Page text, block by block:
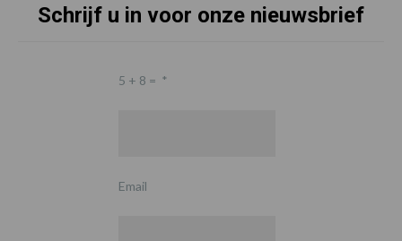
Schrijf u in voor onze nieuwsbrief
5 + 8 = *
Email